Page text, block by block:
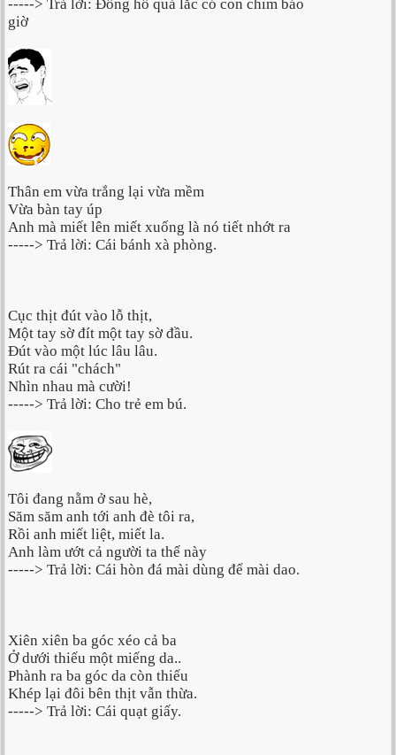
-----> Trả lời: Đồng hồ quả lắc có con chim báo
giờ
Thân em vừa trắng lại vừa mềm
Vừa bàn tay úp
Anh mà miết lên miết xuống là nó tiết nhớt ra
-----> Trả lời: Cái bánh xà phòng.
Cục thịt đút vào lỗ thịt,
Một tay sờ đít một tay sờ đầu.
Đút vào một lúc lâu lâu.
Rút ra cái "chách"
Nhìn nhau mà cười!
-----> Trả lời: Cho trẻ em bú.
Tôi đang nằm ở sau hè,
Săm săm anh tới anh đè tôi ra,
Rồi anh miết liệt, miết la.
Anh làm ướt cả người ta thế này
-----> Trả lời: Cái hòn đá mài dùng để mài dao.
Xiên xiên ba góc xéo cả ba
Ở dưới thiếu một miếng da..
Phành ra ba góc da còn thiếu
Khép lại đôi bên thịt vẫn thừa.
-----> Trả lời: Cái quạt giấy.